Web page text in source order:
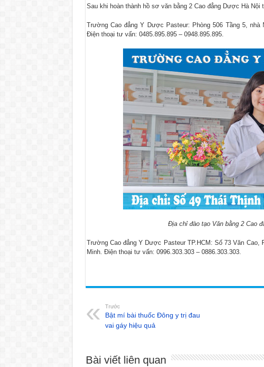
Sau khi hoàn thành hồ sơ văn bằng 2 Cao đẳng Dược Hà
Trường Cao đẳng Y Dược Pasteur: Phòng 506 Tầng 5, nhà
Điện thoại tư vấn: 0485.895.895 – 0948.895.895.
Địa chỉ đào tạo Văn bằng 2 Cao
Trường Cao đẳng Y Dược PasteurTP.HCM: Số 73 Văn Cao,
Minh. Điện thoại tư vấn: 0996.303.303 – 0886.303.303.
Trước
Bật mí bài thuốc Đông y trị đau
vai gáy hiệu quả
Bài viết liên quan